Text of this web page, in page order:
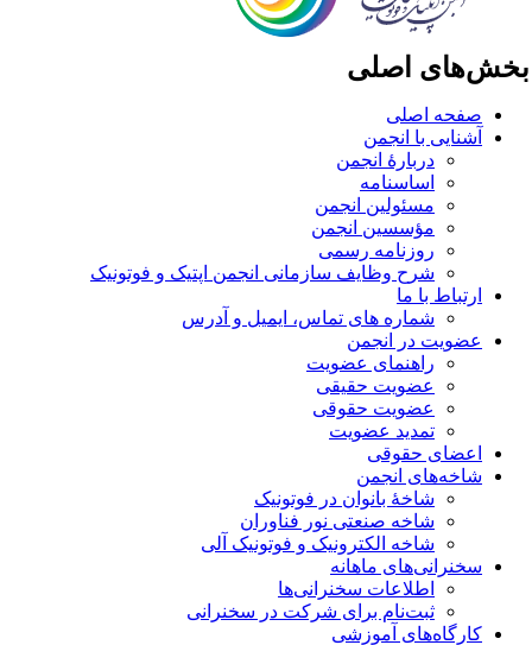
اصلی
صفحه اصلی
آشنایی با انجمن
دربارۀ انجمن
اساسنامه
مسئولین انجمن
مؤسسین انجمن
روزنامه رسمی
شرح وظایف سازمانی انجمن اپتیک و فوتونیک
ارتباط با ما
شماره های تماس، ایمیل و آدرس
عضویت در انجمن
راهنمای عضویت
عضویت حقیقی
عضویت حقوقی
تمدید عضویت
اعضای حقوقی
شاخه‌های انجمن
شاخۀ بانوان در فوتونیک
شاخه صنعتی نور فناوران
شاخه‌ الکترونیک و فوتونیک آلی
سخنرانی‌های ماهانه
اطلاعات سخنرانی‌‌ها
ثبت‌نام برای شرکت در سخنرانی
کارگاه‌های آموزشی